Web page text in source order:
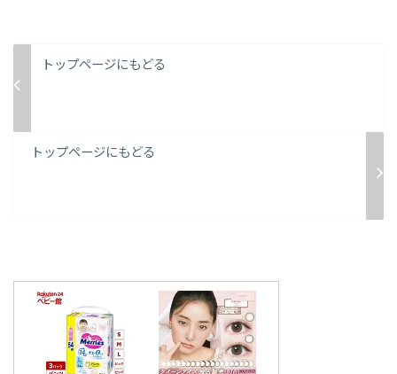
トップページにもどる
トップページにもどる